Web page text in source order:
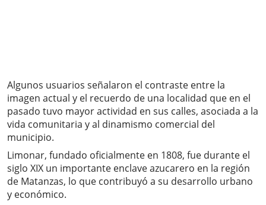
Algunos usuarios señalaron el contraste entre la
imagen actual y el recuerdo de una localidad que en el
pasado tuvo mayor actividad en sus calles, asociada a la
vida comunitaria y al dinamismo comercial del
municipio.
Limonar, fundado oficialmente en 1808, fue durante el
siglo XIX un importante enclave azucarero en la región
de Matanzas, lo que contribuyó a su desarrollo urbano
y económico.